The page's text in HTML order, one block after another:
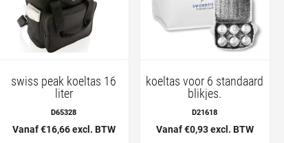
swiss peak koeltas 16
liter
D65328
Vanaf €16,66 excl. BTW
koeltas voor 6 standaard
blikjes.
D21618
Vanaf €0,93 excl. BTW